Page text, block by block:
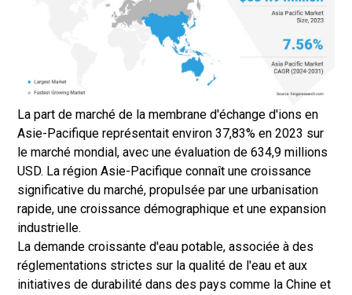
La part de marché de la membrane d'échange d'ions en
Asie-Pacifique représentait environ 37,83% en 2023 sur
le marché mondial, avec une évaluation de 634,9 millions
USD. La région Asie-Pacifique connaît une croissance
significative du marché, propulsée par une urbanisation
rapide, une croissance démographique et une expansion
industrielle.
La demande croissante d'eau potable, associée à des
réglementations strictes sur la qualité de l'eau et aux
initiatives de durabilité dans des pays comme la Chine et